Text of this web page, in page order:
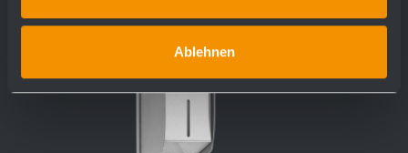
Ablehnen